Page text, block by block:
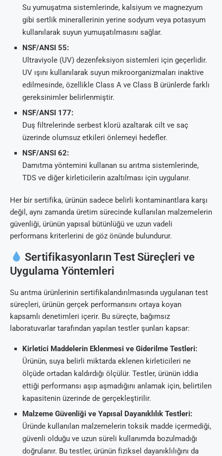
Su yumuşatma sistemlerinde, kalsiyum ve magnezyum
gibi sertlik minerallerinin yerine sodyum veya potasyum
kullanılarak suyun yumuşatılmasını sağlar.
NSF/ANSI 55:
Ultraviyole (UV) dezenfeksiyon sistemleri için geçerlidir.
UV ışını kullanılarak suyun mikroorganizmaları inaktive
edilmesinde, özellikle Class A ve Class B ürünlerde farklı
gereksinimler belirlenmiştir.
NSF/ANSI 177:
Duş filtrelerinde serbest klorü azaltarak cilt ve saç
üzerinde olumsuz etkileri önlemeyi hedefler.
NSF/ANSI 62:
Damıtma yöntemini kullanan su arıtma sistemlerinde,
TDS ve diğer kirleticilerin azaltılması için uygulanır.
Her bir sertifika, ürünün sadece belirli kontaminantlara karşı
değil, aynı zamanda üretim sürecinde kullanılan malzemelerin
güvenliği, ürünün yapısal bütünlüğü ve uzun vadeli
performans kriterlerini de göz önünde bulundurur.
Sertifikasyonların Test Süreçleri ve
Uygulama Yöntemleri
Su arıtma ürünlerinin sertifikalandırılmasında uygulanan test
süreçleri, ürünün gerçek performansını ortaya koyan
kapsamlı denetimleri içerir. Bu süreçte, bağımsız
laboratuvarlar tarafından yapılan testler şunları kapsar:
Kirletici Maddelerin Eklenmesi ve Giderilme Testleri:
Ürünün, suya belirli miktarda eklenen kirleticileri ne
ölçüde ortadan kaldırdığı ölçülür. Testler, ürünün iddia
ettiği performansı aşıp aşmadığını anlamak için, belirtilen
kapasitenin üzerinde de gerçekleştirilir.
Malzeme Güvenliği ve Yapısal Dayanıklılık Testleri:
Üründe kullanılan malzemelerin toksik madde içermediği,
güvenli olduğu ve uzun süreli kullanımda bozulmadığı
doğrulanır. Bu testler, ürünün fiziksel dayanıklılığını da